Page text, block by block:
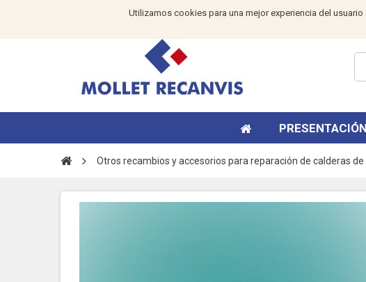
Utilizamos cookies para una mejor experiencia del
PRESENTACIÓN
Otros recambios y accesorios para reparación de calderas de